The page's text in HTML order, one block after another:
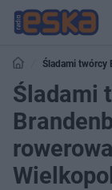
Śladami twórcy
hit w Wielkopolsce!
Śladami